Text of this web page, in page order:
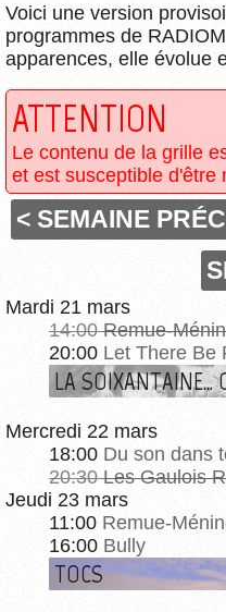
Voici une version
programmes de
apparences, elle évolue
ATTENTION
Le contenu de la grille
et est susceptible d'être
< SEMAINE
Mardi 21 mars
14:00 Remue-
20:00 Let There Be
LA SOIXANTAINE...
Mercredi 22 mars
18:00 Du son dans
20:30 Les Gaulois
Jeudi 23 mars
11:00 Remue-
16:00 Bully
TOCS